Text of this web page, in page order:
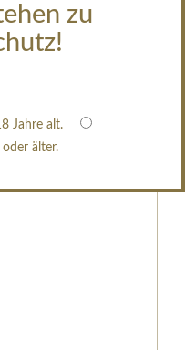
zu
Jahre alt.
älter.